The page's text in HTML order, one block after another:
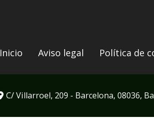
Inicio Aviso legal Política de
C/ Villarroel, 209 - Barcelona, 08036,